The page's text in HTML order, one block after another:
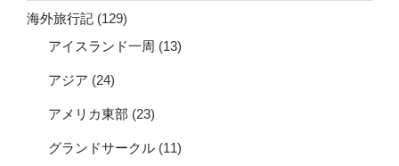
海外旅行記 (129)
アイスランド一周 (13)
アジア (24)
アメリカ東部 (23)
グランドサークル (11)